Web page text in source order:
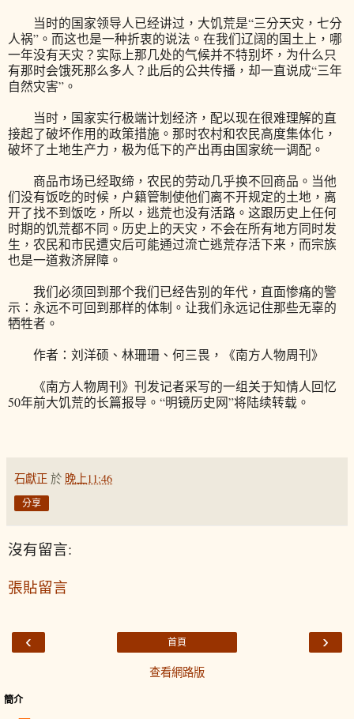
当时的国家领导人已经讲过，大饥荒是“三分天灾，七分
人祸”。而这也是一种折衷的说法。在我们辽阔的国土上，哪
一年没有天灾？实际上那几处的气候并不特别坏，为什么只
有那时会饿死那么多人？此后的公共传播，却一直说成“三年
自然灾害”。
当时，国家实行极端计划经济，配以现在很难理解的直
接起了破坏作用的政策措施。那时农村和农民高度集体化，
破坏了土地生产力，极为低下的产出再由国家统一调配。
商品市场已经取缔，农民的劳动几乎换不回商品。当他
们没有饭吃的时候，户籍管制使他们离不开规定的土地，离
开了找不到饭吃，所以，逃荒也没有活路。这跟历史上任何
时期的饥荒都不同。历史上的天灾，不会在所有地方同时发
生，农民和市民遭灾后可能通过流亡逃荒存活下来，而宗族
也是一道救济屏障。
我们必须回到那个我们已经告别的年代，直面惨痛的警
示：永远不可回到那样的体制。让我们永远记住那些无辜的
牺牲者。
作者：刘洋硕、林珊珊、何三畏，《南方人物周刊》
《南方人物周刊》刊发记者采写的一组关于知情人回忆
50年前大饥荒的长篇报导。“明镜历史网”将陆续转载。
石獻正 於 晚上11:46
分享
沒有留言:
張貼留言
‹ ›
首頁
查看網路版
簡介